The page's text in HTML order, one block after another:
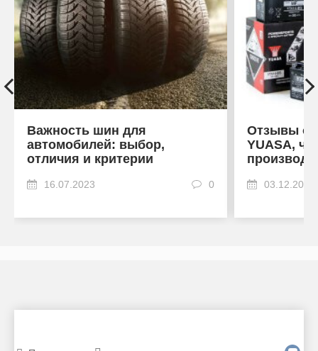
Важность шин для
автомобилей: выбор,
отличия и критерии
16.07.2023 0
Отзывы об
YUASA,
03.12.2022